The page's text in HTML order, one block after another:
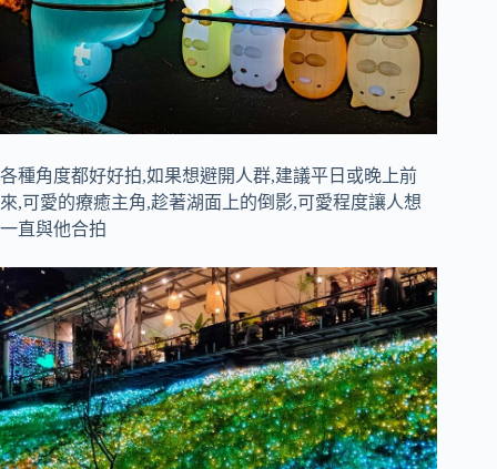
各種角度都好好拍,如果想避開人群,建議平日或晚上前
來,可愛的療癒主角,趁著湖面上的倒影,可愛程度讓人想
一直與他合拍